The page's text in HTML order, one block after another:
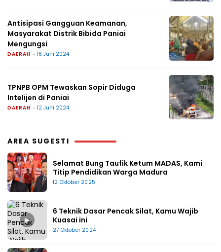
Antisipasi Gangguan Keamanan,
Masyarakat Distrik Bibida Paniai
Mengungsi
DAERAH 16 Juni 2024
TPNPB OPM Tewaskan Sopir Diduga
Intelijen di Paniai
DAERAH 12 Juni 2024
AREA SUGESTI
Selamat Bung Taufik Ketum MADAS, Kami
Titip Pendidikan Warga Madura
12 Oktober 2025
▶
6 Teknik Dasar Pencak Silat, Kamu Wajib
Kuasai ini
27 Oktober 2024